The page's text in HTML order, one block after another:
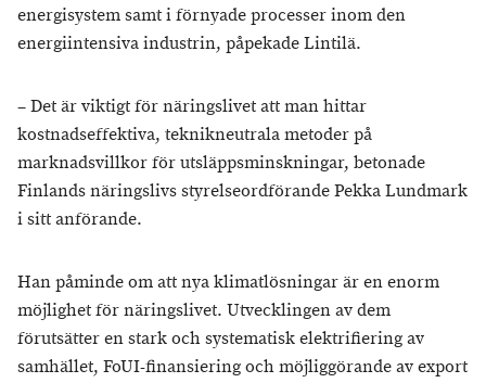
energisystem samt i förnyade processer inom den
energiintensiva industrin, påpekade Lintilä.
– Det är viktigt för näringslivet att man hittar
kostnadseffektiva, teknikneutrala metoder på
marknadsvillkor för utsläppsminskningar, betonade
Finlands näringslivs styrelseordförande Pekka Lundmark
i sitt anförande.
Han påminde om att nya klimatlösningar är en enorm
möjlighet för näringslivet. Utvecklingen av dem
förutsätter en stark och systematisk elektrifiering av
samhället, FoUI-finansiering och möjliggörande av export